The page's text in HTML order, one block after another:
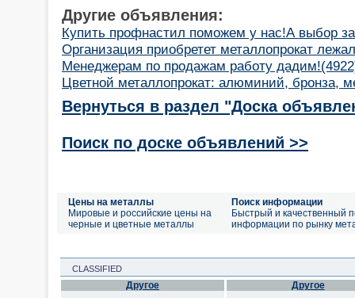
Другие объявления:
Купить профнастил поможем у нас!А выбор
Организация приобретет металлопрокат
Менеджерам по продажам работу
Цветной металлопрокат: алюминий, бронза,
Вернуться в раздел "Доска
Поиск по доске объявлений >>
Цены на металлы
Мировые и российские цены на
черные и цветные металлы
Поиск информации
Быстрый и качественный
информации по рынку
CLASSIFIED
Другое Другое